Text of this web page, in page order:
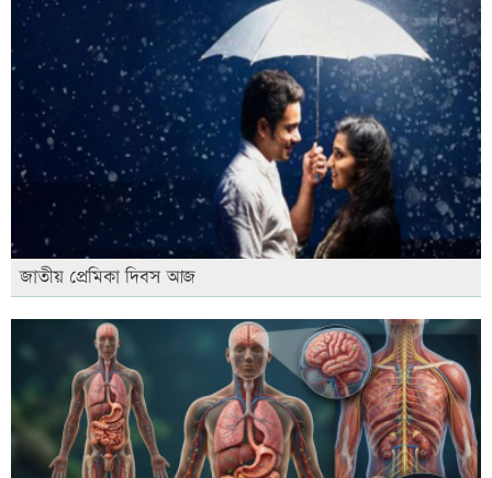
জাতীয় প্রেমিকা দিবস আজ